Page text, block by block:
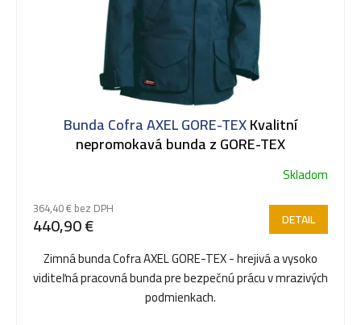
Bunda Cofra AXEL GORE-TEXKvalitní
nepromokavá bunda z GORE-TEX
Skladom
364,40 € bez DPH
440,90 € DETAIL
Zimná bunda Cofra AXEL GORE-TEX - hrejivá a vysoko
viditeľná pracovná bunda pre bezpečnú prácu v mrazivých
podmienkach.